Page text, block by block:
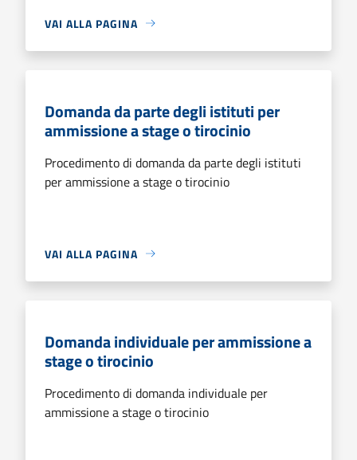
VAI ALLA PAGINA
Domanda da parte degli istituti per
ammissione a stage o tirocinio
Procedimento di domanda da parte degli istituti
per ammissione a stage o tirocinio
VAI ALLA PAGINA
Domanda individuale per ammissione a
stage o tirocinio
Procedimento di domanda individuale per
ammissione a stage o tirocinio